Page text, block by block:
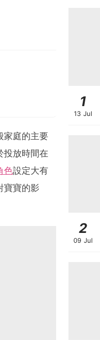
家庭的主要
投放時間在
色設定大有
寶寶的影
1
13 Jul
2
09 Jul